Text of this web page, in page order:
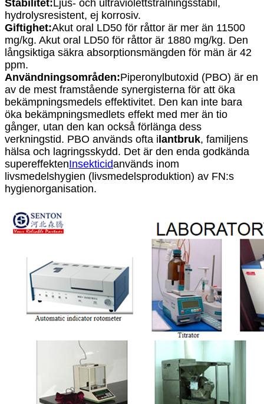
Stabilitet: Ljus- och ultraviolettstrålningsstabil,
hydrolysresistent, ej korrosiv.
Giftighet:Akut oral LD50 för råttor är mer än 11500
mg/kg. Akut oral LD50 för råttor är 1880 mg/kg. Den
långsiktiga säkra absorptionsmängden för män är 42
ppm.
Användningsområden:Piperonylbutoxid (PBO) är en
av de mest framstående synergisterna för att öka
bekämpningsmedels effektivitet. Den kan inte bara
öka bekämpningsmedlets effekt med mer än tio
gånger, utan den kan också förlänga dess
verkningstid. PBO används ofta ilantbruk, familjens
hälsa och lagringsskydd. Det är den enda godkända
supereffektenInsekticidanvänds inom
livsmedelshygien (livsmedelsproduktion) av FN:s
hygienorganisation.